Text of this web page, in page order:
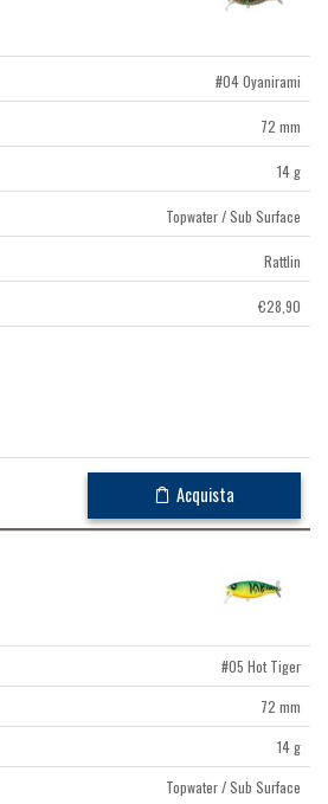
#04 Oyanirami
72 mm
14 g
Topwater / Sub Surface
Rattlin
€28,90
Acquista
#05 Hot Tiger
72 mm
14 g
Topwater / Sub Surface